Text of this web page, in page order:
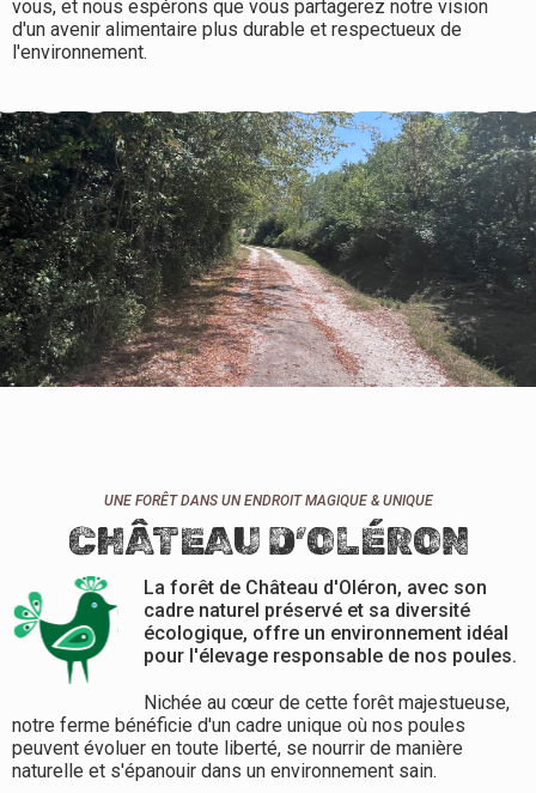
vous, et nous espérons que vous partagerez notre vision
d'un avenir alimentaire plus durable et respectueux de
l'environnement.
UNE FORÊT DANS UN ENDROIT MAGIQUE & UNIQUE
CHÂTEAU D’OLÉRON
La forêt de Château d'Oléron, avec son
cadre naturel préservé et sa diversité
écologique, offre un environnement idéal
pour l'élevage responsable de nos poules.
Nichée au cœur de cette forêt majestueuse,
notre ferme bénéficie d'un cadre unique où nos poules
peuvent évoluer en toute liberté, se nourrir de manière
naturelle et s'épanouir dans un environnement sain.